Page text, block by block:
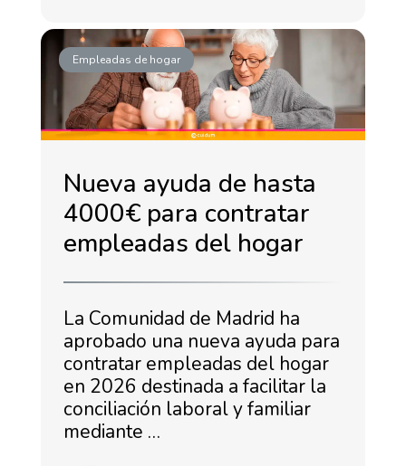
Empleadas de hogar
Nueva ayuda de hasta
4000€ para contratar
empleadas del hogar
La Comunidad de Madrid ha
aprobado una nueva ayuda para
contratar empleadas del hogar
en 2026 destinada a facilitar la
conciliación laboral y familiar
mediante …